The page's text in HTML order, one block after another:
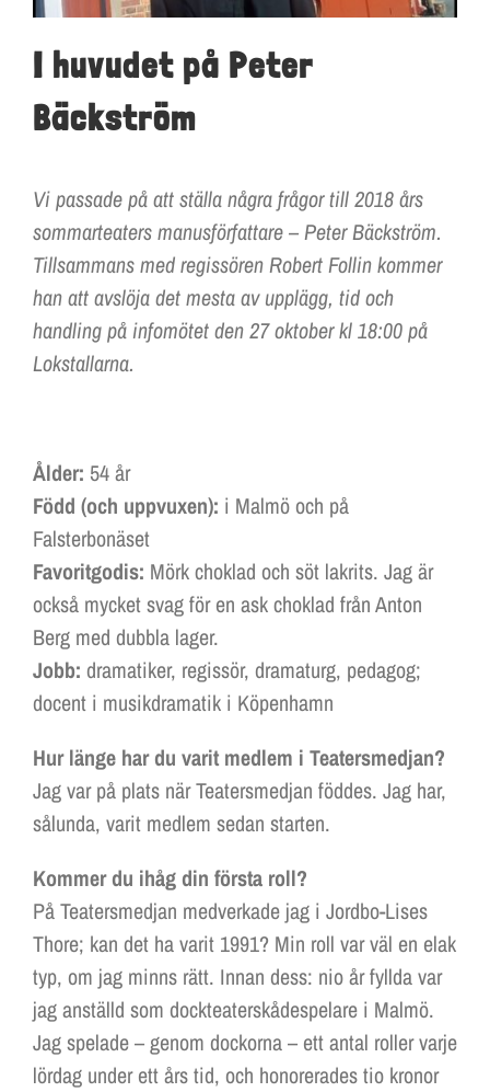
LOKALER OCH KOSTYM
I huvudet på Peter
Bäckström
Vi passade på att ställa några frågor till 2018 års
sommarteaters manusförfattare – Peter Bäckström.
Tillsammans med regissören Robert Follin kommer
han att avslöja det mesta av upplägg, tid och
handling på infomötet den 27 oktober kl 18:00 på
Lokstallarna.
Ålder: 54 år
Född (och uppvuxen): i Malmö och på
Falsterbonäset
Favoritgodis: Mörk choklad och söt lakrits. Jag är
också mycket svag för en ask choklad från Anton
Berg med dubbla lager.
Jobb: dramatiker, regissör, dramaturg, pedagog;
docent i musikdramatik i Köpenhamn
Hur länge har du varit medlem i Teatersmedjan?
Jag var på plats när Teatersmedjan föddes. Jag har,
sålunda, varit medlem sedan starten.
Kommer du ihåg din första roll?
På Teatersmedjan medverkade jag i Jordbo-Lises
Thore; kan det ha varit 1991? Min roll var väl en elak
typ, om jag minns rätt. Innan dess: nio år fyllda var
jag anställd som dockteaterskådespelare i Malmö.
Jag spelade – genom dockorna – ett antal roller varje
lördag under ett års tid, och honorerades tio kronor